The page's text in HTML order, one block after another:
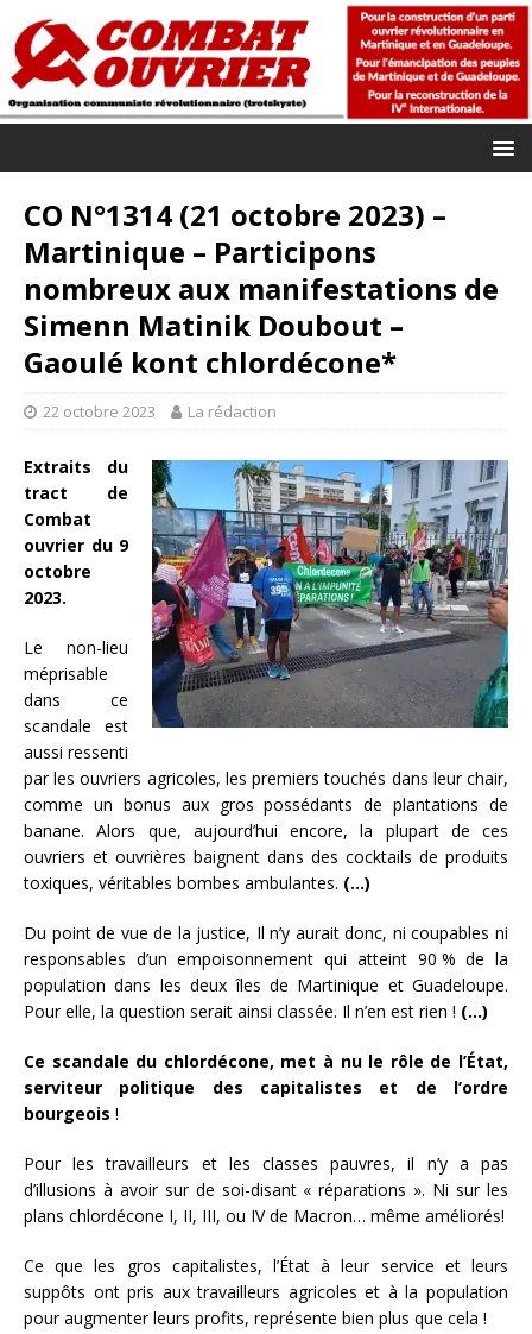
CO N°1314 (21 octobre 2023) –
Martinique – Participons
nombreux aux manifestations de
Simenn Matinik Doubout –
Gaoulé kont chlordécone*
22 octobre 2023 La rédaction
Extraits du
tract de
Combat
ouvrier du 9
octobre
2023.
Le non-lieu
méprisable
dans ce
scandale est
aussi ressenti
par les ouvriers agricoles, les premiers touchés dans leur chair,
comme un bonus aux gros possédants de plantations de
banane. Alors que, aujourd’hui encore, la plupart de ces
ouvriers et ouvrières baignent dans des cocktails de produits
toxiques, véritables bombes ambulantes. (…)
Du point de vue de la justice, Il n’y aurait donc, ni coupables ni
responsables d’un empoisonnement qui atteint 90 % de la
population dans les deux îles de Martinique et Guadeloupe.
Pour elle, la question serait ainsi classée. Il n’en est rien ! (…)
Ce scandale du chlordécone, met à nu le rôle de l’État,
serviteur politique des capitalistes et de l’ordre
bourgeois !
Pour les travailleurs et les classes pauvres, il n’y a pas
d’illusions à avoir sur de soi-disant « réparations ». Ni sur les
plans chlordécone I, II, III, ou IV de Macron… même améliorés!
Ce que les gros capitalistes, l’État à leur service et leurs
suppôts ont pris aux travailleurs agricoles et à la population
pour augmenter leurs profits, représente bien plus que cela !